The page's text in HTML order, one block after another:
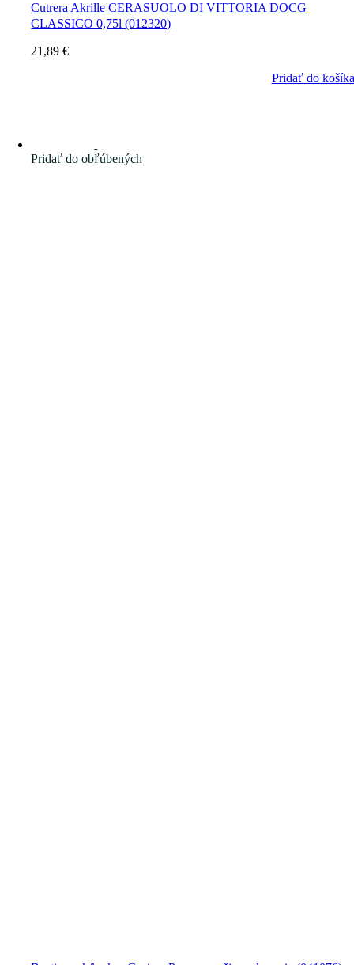
Cutrera Akrille CERASUOLO DI VITTORIA DOCG
CLASSICO 0,75l (012320)
21,89€
Pridať do košíka
Pridať do obľúbených